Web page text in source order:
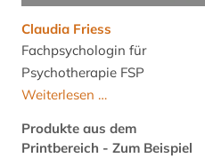
Claudia Friess
Fachpsychologin für
Psychotherapie FSP
Weiterlesen …Claudia
Produkte aus dem
Printbereich - Zum Beispiel